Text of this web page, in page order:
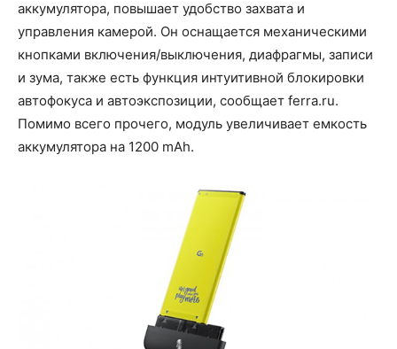
аккумулятора, повышает удобство захвата и
управления камерой. Он оснащается механическими
кнопками включения/выключения, диафрагмы, записи
и зума, также есть функция интуитивной блокировки
автофокуса и автоэкспозиции, сообщает ferra.ru.
Помимо всего прочего, модуль увеличивает емкость
аккумулятора на 1200 mAh.